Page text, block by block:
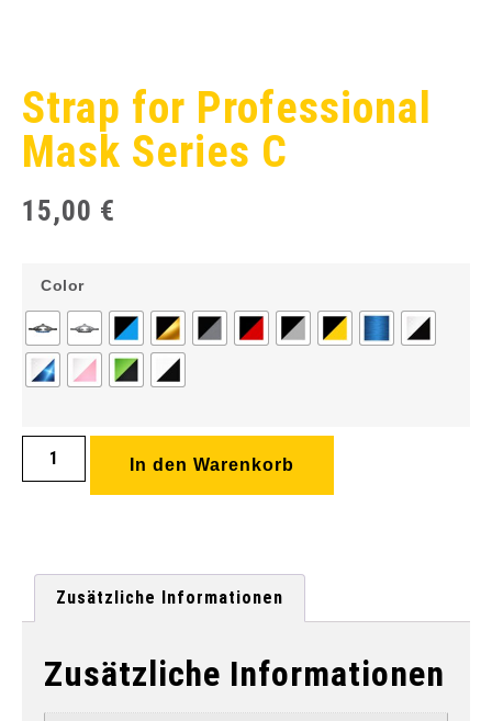
Strap for Professional
Mask Series C
15,00 €
Color
In den Warenkorb
Zusätzliche Informationen
Zusätzliche Informationen